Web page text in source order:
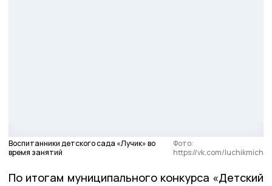
Воспитанники детского сада «Лучик» во
время занятий
Фото:
https://vk.com/luchikmich
По итогам муниципального конкурса «Детский